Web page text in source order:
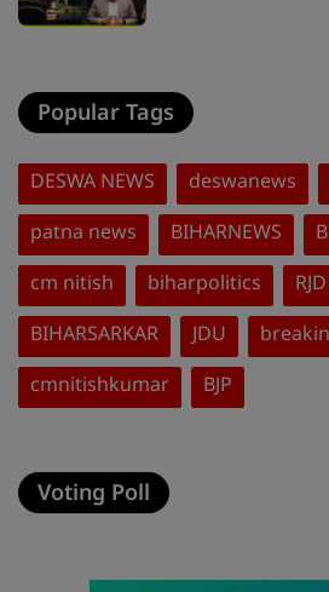
Popular Tags
DESWA NEWS deswanews
patna news
BIHARNEWS
cm nitish
biharpolitics RJD
BIHARSARKAR
JDU
cmnitishkumar
BJP
Voting Poll